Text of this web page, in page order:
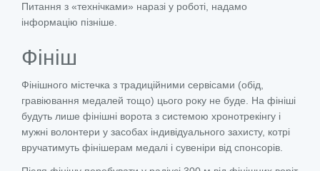
Питання з «технічками» наразі у роботі, надамо
інформацію пізніше.
Фініш
Фінішного містечка з традиційними сервісами (обід,
гравіювання медалей тощо) цього року не буде. На фініші
будуть лише фінішні ворота з системою хронотрекінгу і
мужні волонтери у засобах індивідуального захисту, котрі
вручатимуть фінішерам медалі і сувеніри від спонсорів.